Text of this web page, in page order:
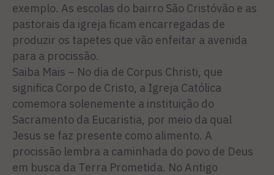
exemplo. As escolas do bairro São Cristóvão e as
pastorais da igreja ficam encarregadas de
produzir os tapetes que vão enfeitar a avenida
para a procissão.
Saiba Mais – No dia de Corpus Christi, que
significa Corpo de Cristo, a Igreja Católica
comemora solenemente a instituição do
Sacramento da Eucaristia, por meio da qual
Jesus se faz presente como alimento. A
procissão lembra a caminhada do povo de Deus
em busca da Terra Prometida. No Antigo